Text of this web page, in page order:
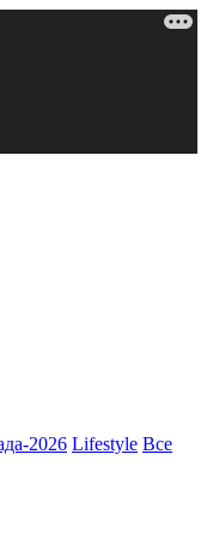
2026 Lifestyle Все